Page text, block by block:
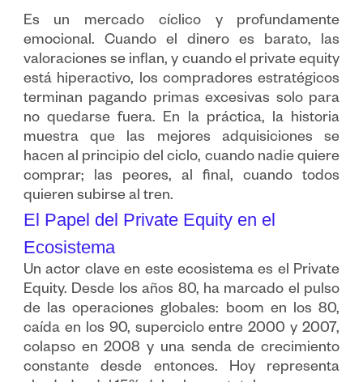
Es un mercado cíclico y profundamente
emocional. Cuando el dinero es barato, las
valoraciones se inflan, y cuando el private equity
está hiperactivo, los compradores estratégicos
terminan pagando primas excesivas solo para
no quedarse fuera. En la práctica, la historia
muestra que las mejores adquisiciones se
hacen al principio del ciclo, cuando nadie quiere
comprar; las peores, al final, cuando todos
quieren subirse al tren.
El Papel del Private Equity en el
Ecosistema
Un actor clave en este ecosistema es el Private
Equity. Desde los años 80, ha marcado el pulso
de las operaciones globales: boom en los 80,
caída en los 90, superciclo entre 2000 y 2007,
colapso en 2008 y una senda de crecimiento
constante desde entonces. Hoy representa